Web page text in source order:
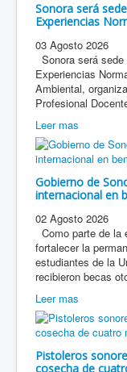
Sonora será
Experiencias
03 Agosto 2026
Sonora será
Experiencias
Ambiental,
Profesional
Leer mas
Gobierno de
internacional en
02 Agosto 2026
Como parte de la
fortalecer la
estudiantes de la
recibieron becas
Leer mas
Pistoleros
cosecha de